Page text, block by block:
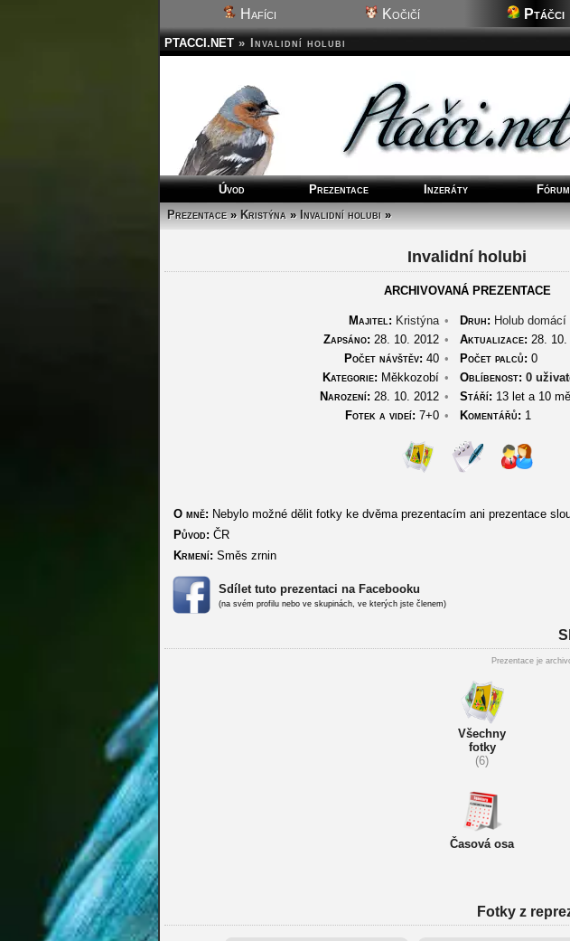
Hafíci Kočičí Ptáčci
PTACCI.NET » Invalidní holubi
Úvod Prezentace Inzeráty Fórum
Prezentace»Kristýna» Invalidní holubi»
Invalidní holubi
ARCHIVOVANÁ PREZENTACE
Majitel: Kristýna • Druh: Holub domácí
Zapsáno: 28. 10. 2012 • Aktualizace: 28. 10.
Počet návštěv: 40 • Počet palců: 0
Kategorie: Měkkozobí • Oblíbenost: 0
Narození: 28. 10. 2012 • Stáří: 13 let a 10
Fotek a videí: 7+0 • Komentářů: 1
O mně: Nebylo možné dělit fotky ke dvěma prezentacím ani prezentace
Původ: ČR
Krmení: Směs zrnin
Sdílet tuto prezentaci na Facebooku
(na svém profilu nebo ve skupinách, ve kterých jste členem)
Prezentace je
Všechny
fotky
(6)
Časová osa
Fotky z